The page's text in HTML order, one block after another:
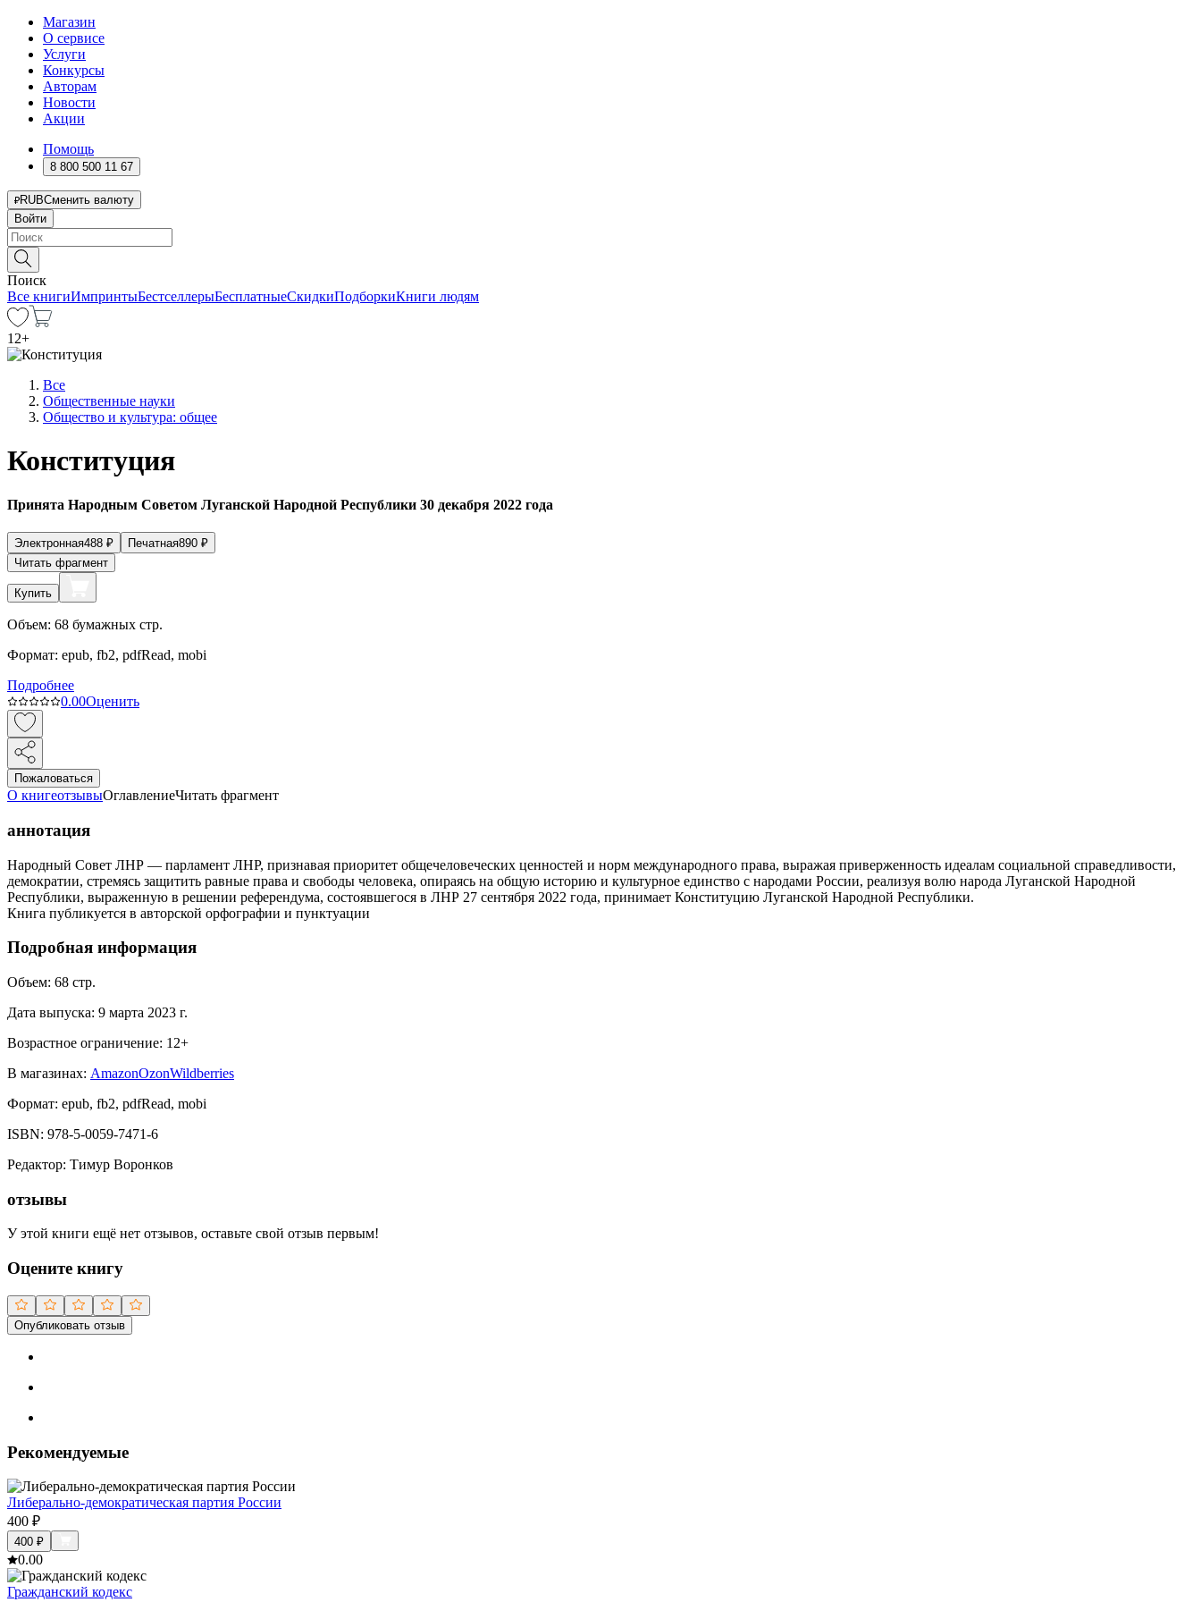
Магазин
О сервисе
Услуги
Конкурсы
Авторам
Новости
Акции
Помощь
8 800 500 11 67
RUBСменить валюту
Войти
Поиск
Все книгиИмпринтыБестселлерыБесплатныеСкидкиПодборкиКниги людям
12+
Все
Общественные науки
Общество и культура: общее
Конституция
Принята Народным Советом Луганской Народной Республики 30 декабря 2022 года
Электронная488 ₽ Печатная890 ₽
Читать фрагмент
Купить
Объем: 68 бумажных стр.
Формат: epub, fb2, pdfRead, mobi
Подробнее
0.00Оценить
Пожаловаться
О книгеотзывыОглавлениеЧитать фрагмент
аннотация
Народный Совет ЛНР — парламент ЛНР, признавая приоритет общечеловеческих ценностей и норм международного права, выражая приверженность идеалам социальной справедливости,
демократии, стремясь защитить равные права и свободы человека, опираясь на общую историю и культурное единство с народами России, реализуя волю народа Луганской Народной
Республики, выраженную в решении референдума, состоявшегося в ЛНР 27 сентября 2022 года, принимает Конституцию Луганской Народной Республики.
Книга публикуется в авторской орфографии и пунктуации
Подробная информация
Объем: 68 стр.
Дата выпуска: 9 марта 2023 г.
Возрастное ограничение: 12+
В магазинах: AmazonOzonWildberries
Формат: epub, fb2, pdfRead, mobi
ISBN: 978-5-0059-7471-6
Редактор: Тимур Воронков
отзывы
У этой книги ещё нет отзывов, оставьте свой отзыв первым!
Оцените книгу
Опубликовать отзыв
Рекомендуемые
Либерально-демократическая партия России
400 ₽
400 ₽
0.00
Гражданский кодекс